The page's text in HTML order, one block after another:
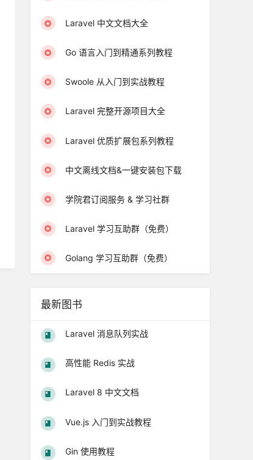
Laravel 中文文档大全
Go 语言入门到精通系列教程
Swoole 从入门到实战教程
Laravel 完整开源项目大全
Laravel 优质扩展包系列教程
中文离线文档&一键安装包下载
学院君订阅服务 & 学习社群
Laravel 学习互助群（免费）
Golang 学习互助群（免费）
最新图书
Laravel 消息队列实战
高性能 Redis 实战
Laravel 8 中文文档
Vue.js 入门到实战教程
Gin 使用教程